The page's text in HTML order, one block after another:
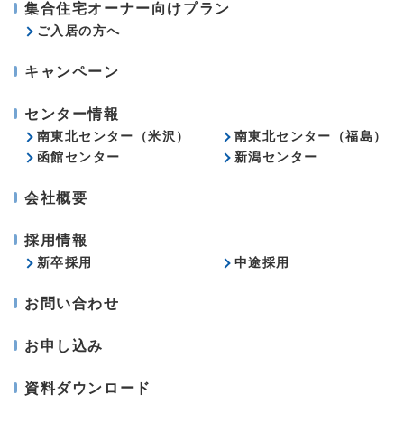
集合住宅オーナー向けプラン
ご入居の方へ
キャンペーン
センター情報
南東北センター（米沢）
南東北センター（福島）
函館センター
新潟センター
会社概要
採用情報
新卒採用 中途採用
お問い合わせ
お申し込み
資料ダウンロード